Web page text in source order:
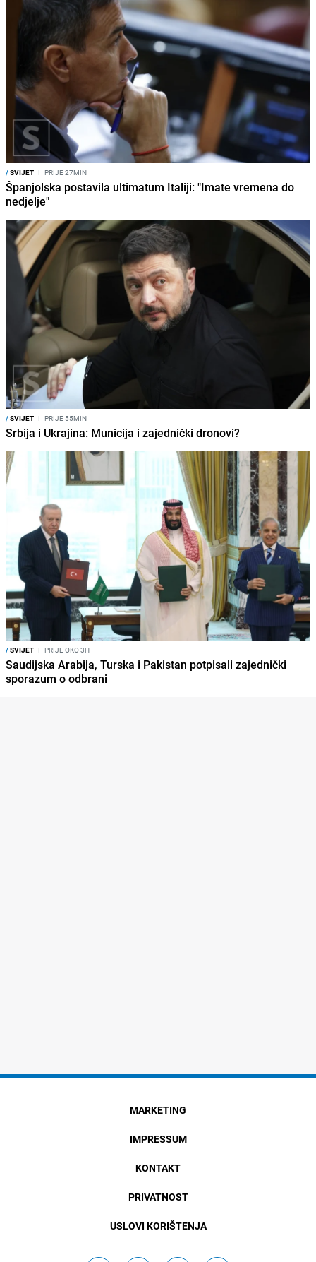
/SVIJET I PRIJE 27MIN
Španjolska postavila ultimatum Italiji: "Imate vremena do
nedjelje"
/SVIJET I PRIJE 55MIN
Srbija i Ukrajina: Municija i zajednički dronovi?
/SVIJET I PRIJE OKO 3H
Saudijska Arabija, Turska i Pakistan potpisali zajednički
sporazum o odbrani
MARKETING
IMPRESSUM
KONTAKT
PRIVATNOST
USLOVI KORIŠTENJA